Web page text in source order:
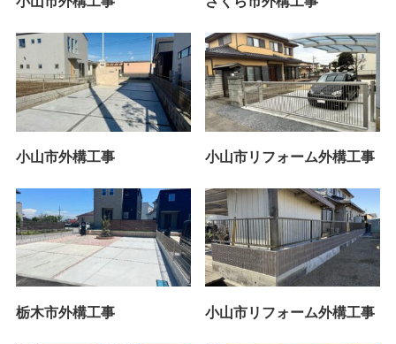
小山市外構工事 小山市リフォーム外構工事
栃木市外構工事 小山市リフォーム外構工事